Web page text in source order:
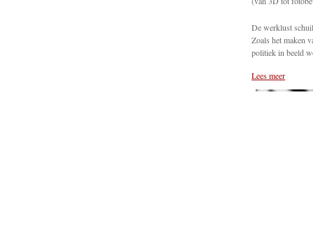
De werklust
Zoals het maken
politiek in beeld
Lees meer